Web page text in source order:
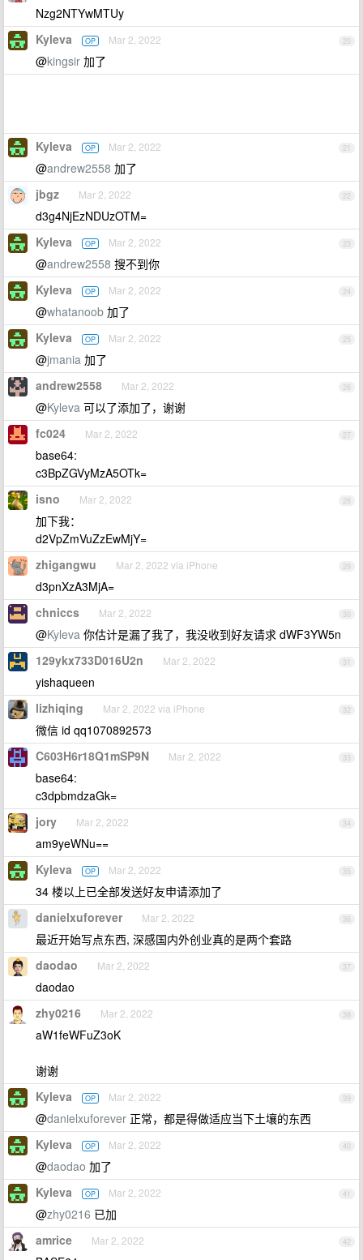
Nzg2NTYwMTUy
20
Kyleva OP Mar 2, 2022
@kingsir 加了
21
Kyleva OP Mar 2, 2022
@andrew2558 加了
22
jbgz Mar 2, 2022
d3g4NjEzNDUzOTM=
23
Kyleva OP Mar 2, 2022
@andrew2558 搜不到你
24
Kyleva OP Mar 2, 2022
@whatanoob 加了
25
Kyleva OP Mar 2, 2022
@jmania 加了
26
andrew2558 Mar 2, 2022
@Kyleva 可以了添加了，谢谢
27
fc024 Mar 2, 2022
base64:
c3BpZGVyMzA5OTk=
28
isno Mar 2, 2022
加下我：
d2VpZmVuZzEwMjY=
29
zhigangwu Mar 2, 2022 via iPhone
d3pnXzA3MjA=
30
chniccs Mar 2, 2022
@Kyleva 你估计是漏了我了，我没收到好友请求 dWF3YW5n
31
129ykx733D016U2n Mar 2, 2022
yishaqueen
32
lizhiqing Mar 2, 2022 via iPhone
微信 id qq1070892573
33
C603H6r18Q1mSP9N Mar 2, 2022
base64:
c3dpbmdzaGk=
34
jory Mar 2, 2022
am9yeWNu==
35
Kyleva OP Mar 2, 2022
34 楼以上已全部发送好友申请添加了
36
danielxuforever Mar 2, 2022
最近开始写点东西, 深感国内外创业真的是两个套路
37
daodao Mar 2, 2022
daodao
38
zhy0216 Mar 2, 2022
aW1feWFuZ3oK
谢谢
39
Kyleva OP Mar 2, 2022
@danielxuforever 正常，都是得做适应当下土壤的东西
40
Kyleva OP Mar 2, 2022
@daodao 加了
41
Kyleva OP Mar 2, 2022
@zhy0216 已加
42
amrice Mar 2, 2022